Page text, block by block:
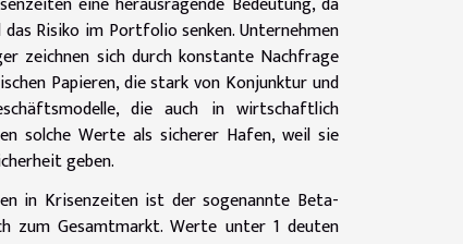
Risiko im Portfolio senken. Unternehmen
zeichnen sich durch konstante Nachfrage
Papieren, die stark von Konjunktur und
die auch in wirtschaftlich
solche Werte als sicherer Hafen, weil sie
geben.
in Krisenzeiten ist der sogenannte Beta-
zum Gesamtmarkt. Werte unter 1 deuten